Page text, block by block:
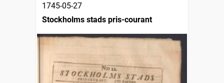
1745-05-27
Stockholms stads pris-courant